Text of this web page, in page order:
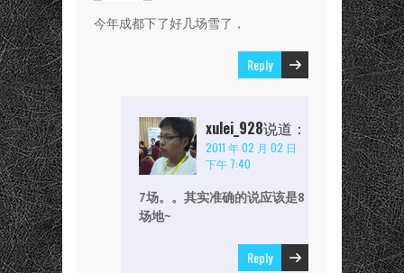
今年成都下了好几场雪了，
Reply
xulei_928说道：
2011 年 02 月 02 日
下午 7:40
7场。。其实准确的说应该是8
场地~
Reply